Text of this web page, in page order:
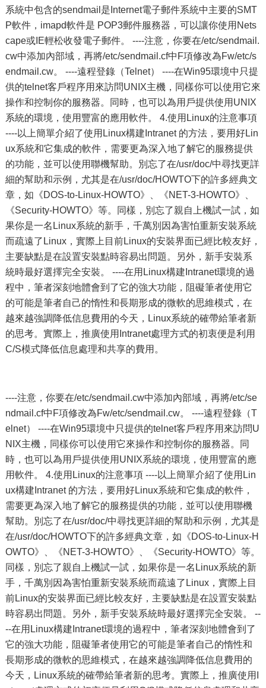
系統中包含的sendmail是Internet電子郵件系統中主要的SMT
P軟件，imapd軟件是 POP3郵件服務器，可以讓你使用Nets
cape或IE輕松收發電子郵件。 ----注意，你要在/etc/sendmail.
cw中添加內部域，再將/etc/sendmail.cf中F項修改為Fw/etc/s
endmail.cw。 ----遠程登錄（Telnet） ----在Win95環境中只提
供的telnet客戶程序用來訪問UNIX主機，同樣你可以使用它來
操作和控制你的服務器。同時，也可以為用戶提供使用UNIX
系統的環境，使用豐富的應用軟件。 4.使用Linux的注意事項
----以上簡單介紹了使用Linux構建Intranet 的方法，要用好Lin
ux系統和它集成的軟件，需要更為深入地了解它的服務提供
的功能，並可以使用聯機幫助。別忘了在/usr/doc/中尋找更詳
細的幫助和示例，尤其是在/usr/doc/HOWTO下的許多經典文
章，如《DOS-to-Linux-HOWTO》、《NET-3-HOWTO》、
《Security-HOWTO》等。同樣，別忘了親自上機試一試，如
果你是一名Linux系統的新手，千萬別因為害怕重新安裝系統
而疏遠了Linux，實際上目前Linux的安裝界面已經比較友好，
主要缺點是在設置安裝點時容易出問題。另外，新手安裝系
統時最好選擇完全安裝。 ----在用Linux構建Intranet環境的過
程中，筆者深刻地體會到了它的強大功能，阻礙筆者使用它
的可能是筆者自己的惰性和長期形成的微軟的思維模式，在
越來越強調降低信息費用的今天，Linux系統的確帶給筆者新
的思考。實際上，推廣使用Intranet處理方式的初衷便是利用
C/S模式降低信息處理和共享的費用。
----注意，你要在/etc/sendmail.cw中添加內部域，再將/etc/se
ndmail.cf中F項修改為Fw/etc/sendmail.cw。 ----遠程登錄（T
elnet） ----在Win95環境中只提供的telnet客戶程序用來訪問U
NIX主機，同樣你可以使用它來操作和控制你的服務器。同
時，也可以為用戶提供使用UNIX系統的環境，使用豐富的應
用軟件。 4.使用Linux的注意事項 ----以上簡單介紹了使用Lin
ux構建Intranet 的方法，要用好Linux系統和它集成的軟件，
需要更為深入地了解它的服務提供的功能，並可以使用聯機
幫助。別忘了在/usr/doc/中尋找更詳細的幫助和示例，尤其是
在/usr/doc/HOWTO下的許多經典文章，如《DOS-to-Linux-H
OWTO》、《NET-3-HOWTO》、《Security-HOWTO》等。
同樣，別忘了親自上機試一試，如果你是一名Linux系統的新
手，千萬別因為害怕重新安裝系統而疏遠了Linux，實際上目
前Linux的安裝界面已經比較友好，主要缺點是在設置安裝點
時容易出問題。另外，新手安裝系統時最好選擇完全安裝。 --
--在用Linux構建Intranet環境的過程中，筆者深刻地體會到了
它的強大功能，阻礙筆者使用它的可能是筆者自己的惰性和
長期形成的微軟的思維模式，在越來越強調降低信息費用的
今天，Linux系統的確帶給筆者新的思考。實際上，推廣使用I